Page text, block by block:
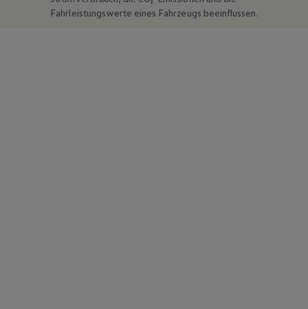
Fahrleistungswerte eines Fahrzeugs beeinflussen.